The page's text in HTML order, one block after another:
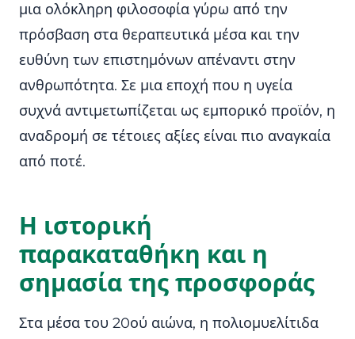
μια ολόκληρη φιλοσοφία γύρω από την
πρόσβαση στα θεραπευτικά μέσα και την
ευθύνη των επιστημόνων απέναντι στην
ανθρωπότητα. Σε μια εποχή που η υγεία
συχνά αντιμετωπίζεται ως εμπορικό προϊόν, η
αναδρομή σε τέτοιες αξίες είναι πιο αναγκαία
από ποτέ.
Η ιστορική
παρακαταθήκη και η
σημασία της προσφοράς
Στα μέσα του 20ού αιώνα, η πολιομυελίτιδα